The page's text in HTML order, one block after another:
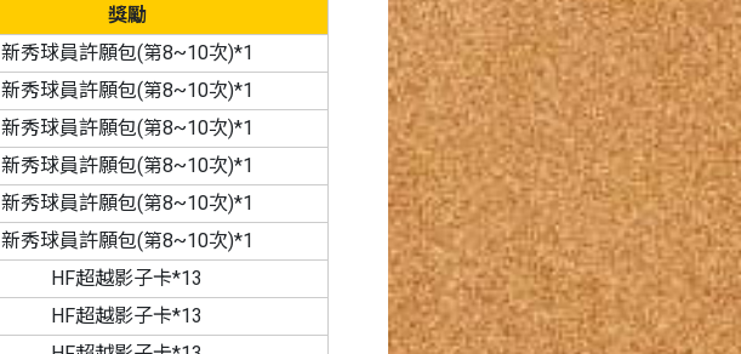
獎勵
新秀球員許願包(第8~10次)*1
新秀球員許願包(第8~10次)*1
新秀球員許願包(第8~10次)*1
新秀球員許願包(第8~10次)*1
新秀球員許願包(第8~10次)*1
新秀球員許願包(第8~10次)*1
HF超越影子卡*13
HF超越影子卡*13